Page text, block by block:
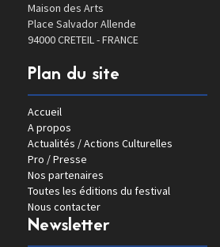
Maison des Arts
Place Salvador Allende
94000 CRETEIL - FRANCE
Plan du site
Accueil
A propos
Actualités / Actions Culturelles
Pro / Presse
Nos partenaires
Toutes les éditions du festival
Nous contacter
Newsletter